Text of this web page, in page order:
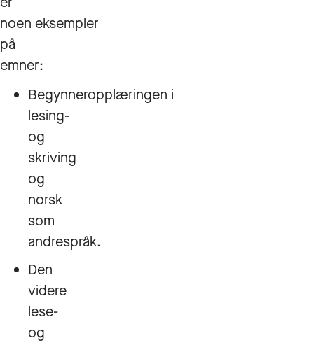
noen eksempler
på
emner:
Begynneropplæringen i
lesing-
og
skriving
og
norsk
som
andrespråk.
Den
videre
lese-
og